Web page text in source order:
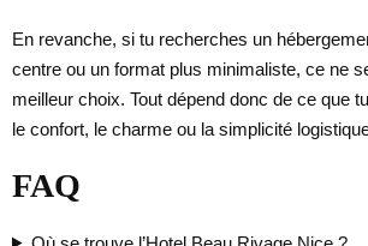
En revanche, si tu recherches un
centre ou un format plus minimaliste, ce ne
meilleur choix. Tout dépend donc de ce que
le confort, le charme ou la simplicité
FAQ